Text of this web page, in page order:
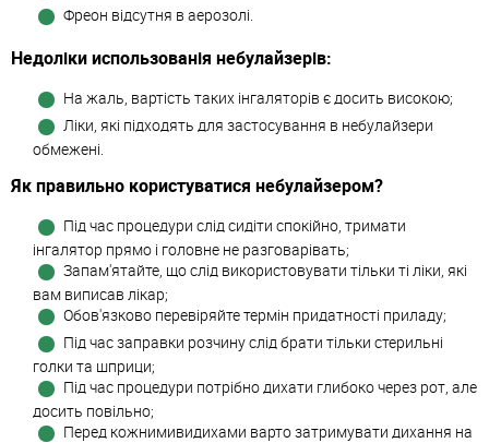
Фреон відсутня в аерозолі.
Недоліки использованія небулайзерів:
На жаль, вартість таких інгаляторів є досить високою;
Ліки, які підходять для застосування в небулайзери
обмежені.
Як правильно користуватися небулайзером?
Під час процедури слід сидіти спокійно, тримати
інгалятор прямо і головне не разговарівать;
Запам'ятайте, що слід використовувати тільки ті ліки, які
вам виписав лікар;
Обов'язково перевіряйте термін придатності приладу;
Під час заправки розчину слід брати тільки стерильні
голки та шприци;
Під час процедури потрібно дихати глибоко через рот, але
досить повільно;
Перед кожнимивидихами варто затримувати дихання на